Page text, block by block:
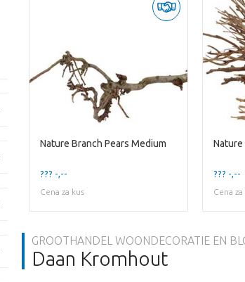
Nature Branch Pears Medium
??? -,--
Cena za kus
??? -,--
Cena za
GROOTHANDEL WOONDECORATIE EN
Daan Kromhout